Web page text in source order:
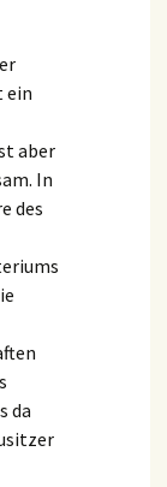
ein
aber
In
des
da